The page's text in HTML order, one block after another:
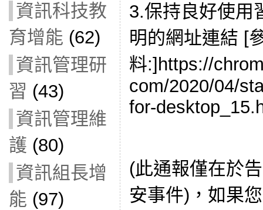
資訊科技教
育增能 (62)
資訊管理研
習 (43)
資訊管理維
護 (80)
資訊組長增
能 (97)
3.保持良好使用
明的網址連結 [
料:]https://
com/2020/04/
for-
(此通報僅在於
安事件)，如果